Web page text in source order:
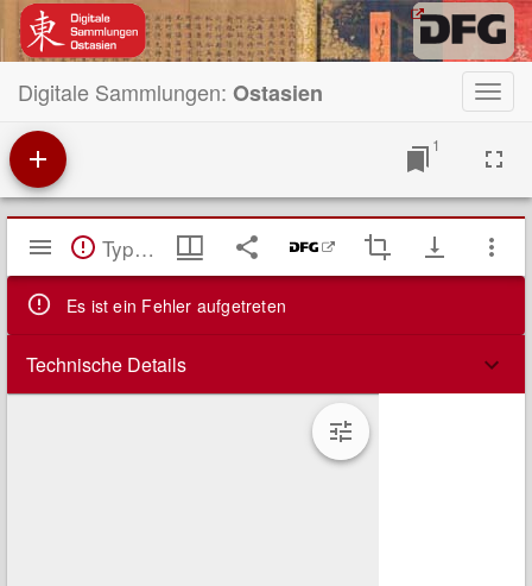
Digitale Sammlungen: Ostasien
1
Mirador
Viewer TypeError: Failed to fetch
Es ist ein Fehler aufgetreten
Technische Details